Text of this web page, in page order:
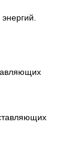
полей.